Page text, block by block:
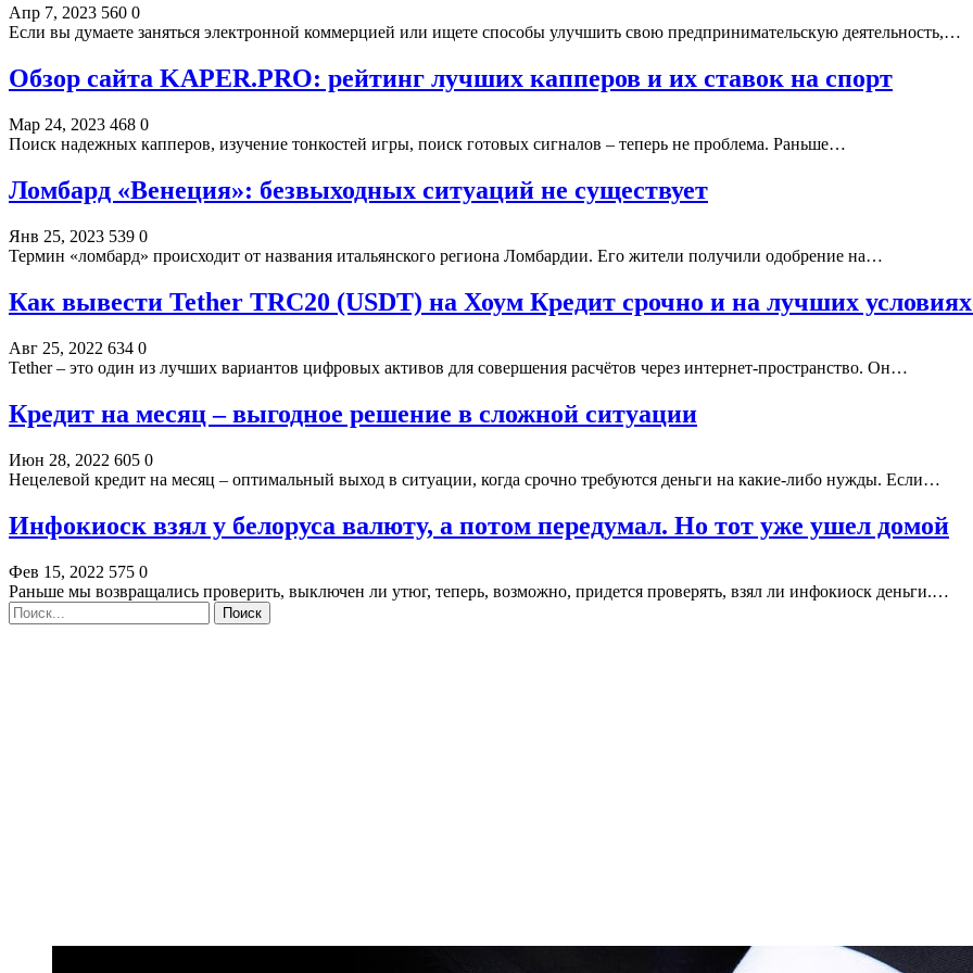
Апр 7, 2023 560 0
Если вы думаете заняться электронной коммерцией или ищете способы улучшить свою предпринимательскую деятельность,…
Обзор сайта KAPER.PRO: рейтинг лучших капперов и их ставок на спорт
Мар 24, 2023 468 0
Поиск надежных капперов, изучение тонкостей игры, поиск готовых сигналов – теперь не проблема. Раньше…
Ломбард «Венеция»: безвыходных ситуаций не существует
Янв 25, 2023 539 0
Термин «ломбард» происходит от названия итальянского региона Ломбардии. Его жители получили одобрение на…
Как вывести Tether TRC20 (USDT) на Хоум Кредит срочно и на лучших
Авг 25, 2022 634 0
Tether – это один из лучших вариантов цифровых активов для совершения расчётов через интернет-пространство. Он…
Кредит на месяц – выгодное решение в сложной ситуации
Июн 28, 2022 605 0
Нецелевой кредит на месяц – оптимальный выход в ситуации, когда срочно требуются деньги на какие-либо нужды. Если…
Инфокиоск взял у белоруса валюту, а потом передумал. Но тот уже ушел домой
Фев 15, 2022 575 0
Раньше мы возвращались проверить, выключен ли утюг, теперь, возможно, придется проверять, взял ли инфокиоск деньги.…